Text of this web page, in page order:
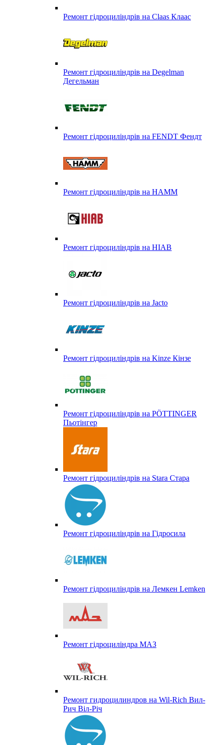
Ремонт гідроциліндрів на Claas Клаас
Ремонт гідроциліндрів на Degelman
Дегельман
Ремонт гідроциліндрів на FENDT Фендт
Ремонт гідроциліндрів на HAMM
Ремонт гідроциліндрів на HIAB
Ремонт гідроциліндрів на Jacto
Ремонт гідроциліндрів на Kinze Кінзе
Ремонт гідроциліндрів на PÖTTINGER
Пьотінгер
Ремонт гідроциліндрів на Stara Стара
Ремонт гідроциліндрів на Гідросила
Ремонт гідроциліндрів на Лемкен Lemken
Ремонт гідроциліндра МАЗ
Ремонт гидроцилиндров на Wil-Rich Вил-
Рич Віл-Річ